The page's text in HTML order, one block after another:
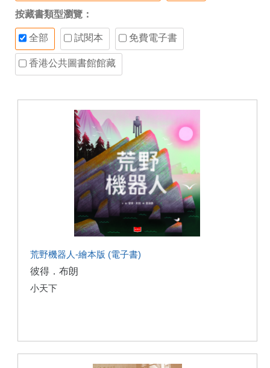
按藏書類型瀏覽：
全部 試閱本 免費電子書
香港公共圖書館館藏
荒野機器人-繪本版 (電子書)
彼得．布朗
小天下